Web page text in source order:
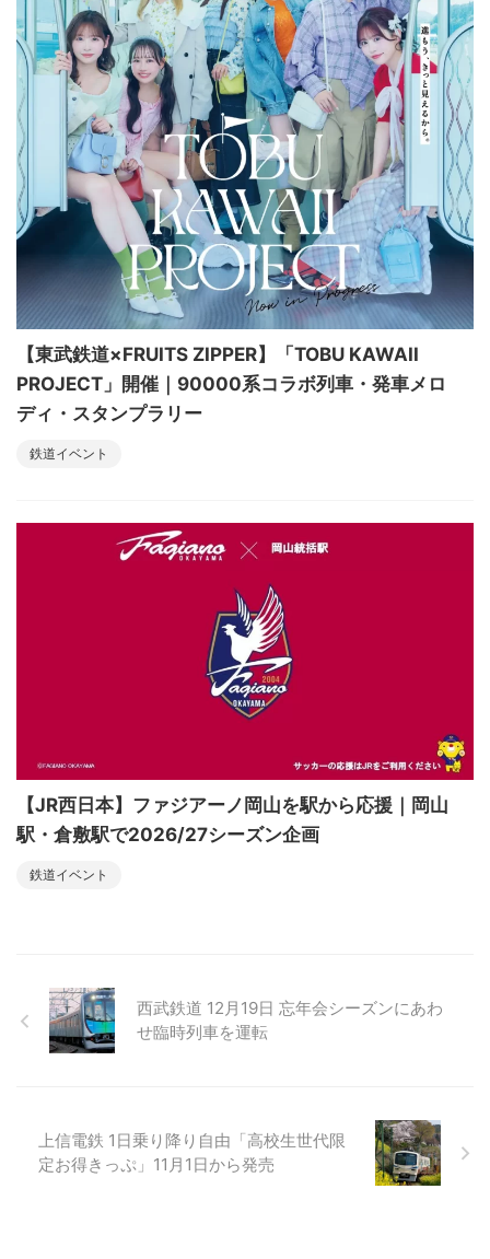
【東武鉄道×FRUITS ZIPPER】「TOBU KAWAII
PROJECT」開催｜90000系コラボ列車・発車メロ
ディ・スタンプラリー
鉄道イベント
【JR西日本】ファジアーノ岡山を駅から応援｜岡山
駅・倉敷駅で2026/27シーズン企画
鉄道イベント
西武鉄道 12月19日 忘年会シーズンにあわ
せ臨時列車を運転
上信電鉄 1日乗り降り自由「高校生世代限
定お得きっぷ」11月1日から発売